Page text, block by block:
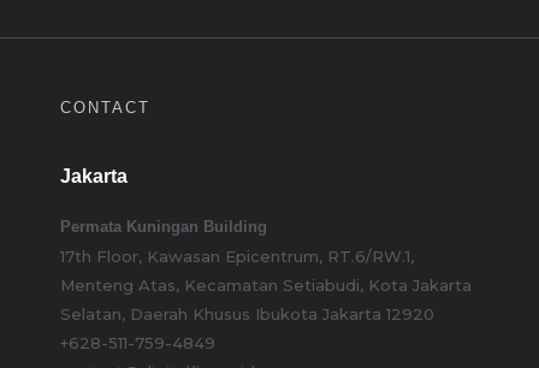
CONTACT
Jakarta
Permata Kuningan Building
17th Floor, Kawasan Epicentrum, RT.6/RW.1,
Menteng Atas, Kecamatan Setiabudi, Kota Jakarta
Selatan, Daerah Khusus Ibukota Jakarta 12920
+628-511-759-4849